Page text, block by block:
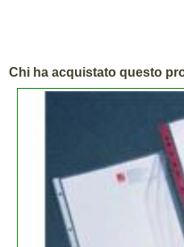
Chi ha acquistato questo